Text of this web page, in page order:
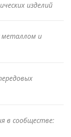
изделий
металлом и
в сообществе: